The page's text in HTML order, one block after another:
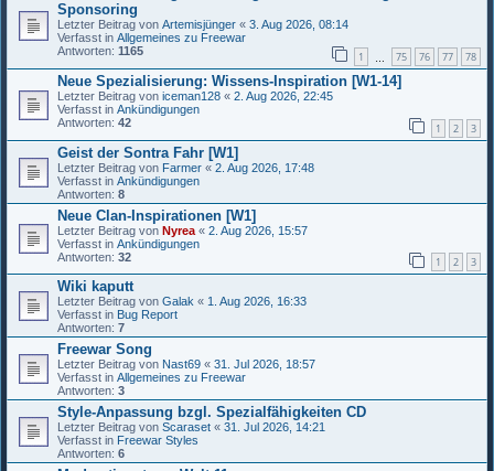
Sponsoring
Letzter Beitrag von Artemisjünger « 3. Aug 2026, 08:14
Verfasst in Allgemeines zu Freewar
Antworten: 1165 1 75 76 77 78
Neue Spezialisierung: Wissens-Inspiration [W1-14]
Letzter Beitrag von iceman128 « 2. Aug 2026, 22:45
Verfasst in Ankündigungen
Antworten: 42 1 2 3
Geist der Sontra Fahr [W1]
Letzter Beitrag von Farmer « 2. Aug 2026, 17:48
Verfasst in Ankündigungen
Antworten: 8
Neue Clan-Inspirationen [W1]
Letzter Beitrag von Nyrea « 2. Aug 2026, 15:57
Verfasst in Ankündigungen
Antworten: 32 1 2 3
Wiki kaputt
Letzter Beitrag von Galak « 1. Aug 2026, 16:33
Verfasst in Bug Report
Antworten: 7
Freewar Song
Letzter Beitrag von Nast69 « 31. Jul 2026, 18:57
Verfasst in Allgemeines zu Freewar
Antworten: 3
Style-Anpassung bzgl. Spezialfähigkeiten CD
Letzter Beitrag von Scaraset « 31. Jul 2026, 14:21
Verfasst in Freewar Styles
Antworten: 6